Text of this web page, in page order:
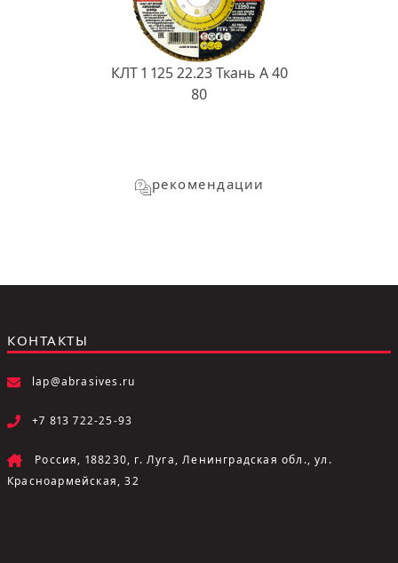
КЛТ 1 125 22.23 Ткань A 40
80
рекомендации
КОНТАКТЫ
lap@abrasives.ru
+7 813 722-25-93
Россия, 188230, г. Луга, Ленинградская обл., ул.
Красноармейская, 32